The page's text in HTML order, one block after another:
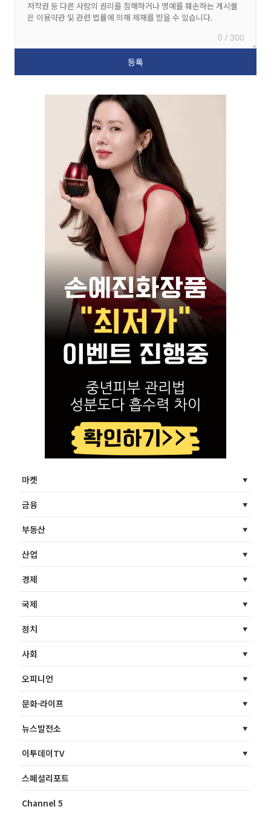
0 / 300
마켓
금융
부동산
산업
경제
국제
정치
사회
오피니언
문화·라이프
뉴스발전소
이투데이TV
스페셜리포트
Channel 5